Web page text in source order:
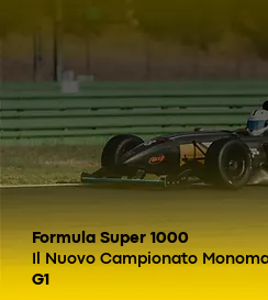
Formula Super 1000
Il Nuovo Campionato
G1